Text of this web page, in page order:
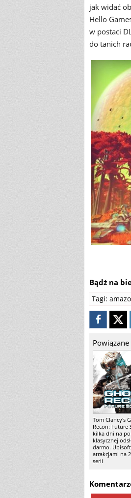
jak widać
Hello
w postaci
do tanich
Bądź na
Tagi:
Tom Clancy's
Recon: Future
kilka dni na
klasycznej
darmo.
atrakcjami na
serii